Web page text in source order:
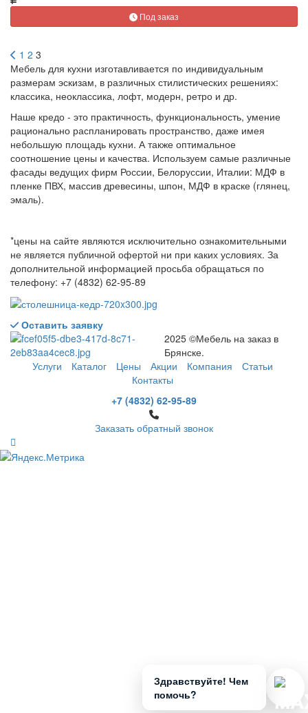
Под заказ
1 2 3
Мебель для кухни изготавливается по индивидуальным
размерам эскизам, в различных стилистических решениях:
классика, неоклассика, лофт, модерн, ретро и др.
Наше кредо - это практичность, функциональность, умение
рационально распланировать пространство, даже имея
небольшую площадь кухни. А также оптимальное
соотношение цены и качества. Используем самые различные
фасады ведущих фирм России, Белоруссии, Италии: МДФ в
пленке ПВХ, массив древесины, шпон, МДФ в краске (глянец,
эмаль).
*цены на сайте являются исключительно ознакомительными
не является публичной офертой ни при каких условиях. За
дополнительной информацией просьба обращаться по
телефону: +7 (4832) 62-95-89
Оставить заявку
2025 ©Мебель на заказ в
Брянске.
Услуги
Каталог Цены Акции Компания
Статьи
Контакты
+7 (4832) 62-95-89
Заказать обратный звонок
Здравствуйте! Чем
помочь?